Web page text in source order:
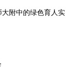
大附中的绿色育人实